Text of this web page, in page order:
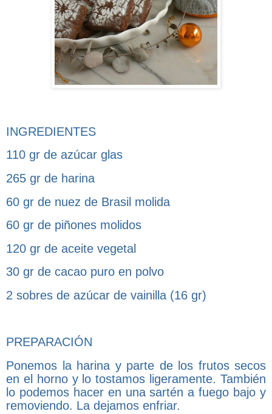
INGREDIENTES
110 gr de azúcar glas
265 gr de harina
60 gr de nuez de Brasil molida
60 gr de piñones molidos
120 gr de aceite vegetal
30 gr de cacao puro en polvo
2 sobres de azúcar de vainilla (16 gr)
PREPARACIÓN
Ponemos la harina y parte de los frutos secos
en el horno y lo tostamos ligeramente. También
lo podemos hacer en una sartén a fuego bajo y
removiendo. La dejamos enfriar.